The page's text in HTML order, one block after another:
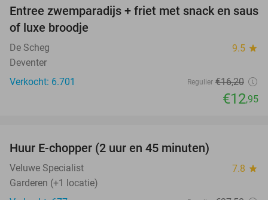
20%
Entree zwemparadijs + friet met snack en saus
of luxe broodje
De Scheg 9.5 star
Deventer
Verkocht: 6.701
Regulier €16,20
€12,95
Huur E-chopper (2 uur en 45 minuten)
Veluwe Specialist 7.8 star
Garderen (+1 locatie)